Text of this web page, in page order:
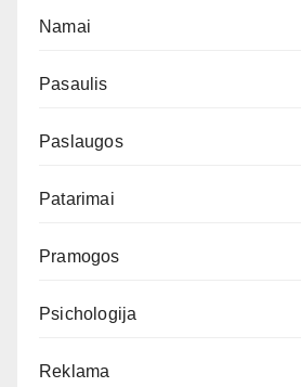
Namai
Pasaulis
Paslaugos
Patarimai
Pramogos
Psichologija
Reklama